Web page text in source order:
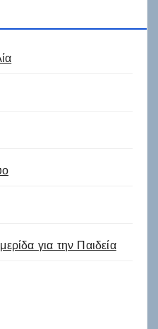
για την Παιδεία